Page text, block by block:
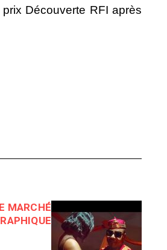
Découverte RFI après
MARCHÉ